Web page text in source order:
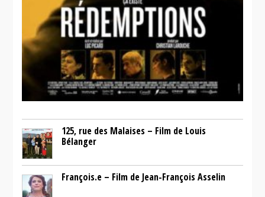
125, rue des Malaises – Film de Louis
Bélanger
François.e – Film de Jean-François Asselin